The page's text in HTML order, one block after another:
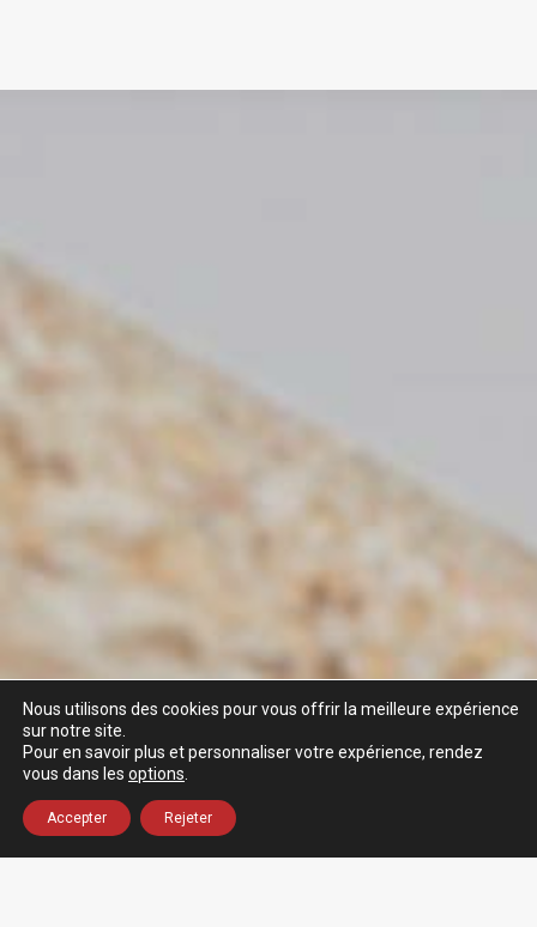
Nous utilisons des cookies pour vous offrir la meilleure expérience
sur notre site.
Pour en savoir plus et personnaliser votre expérience, rendez
vous dans les options
Accepter Rejeter